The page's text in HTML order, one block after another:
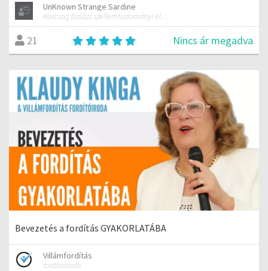
UnKnown Strange Sardine
Korcsog Balázs szellemtudományi előadásai (Rudolf Steiner antropozófiája alapján)
21 Nincs ár megadva
Bevezetés a fordítás GYAKORLATÁBA
Villámfordítás
fordítóiroda